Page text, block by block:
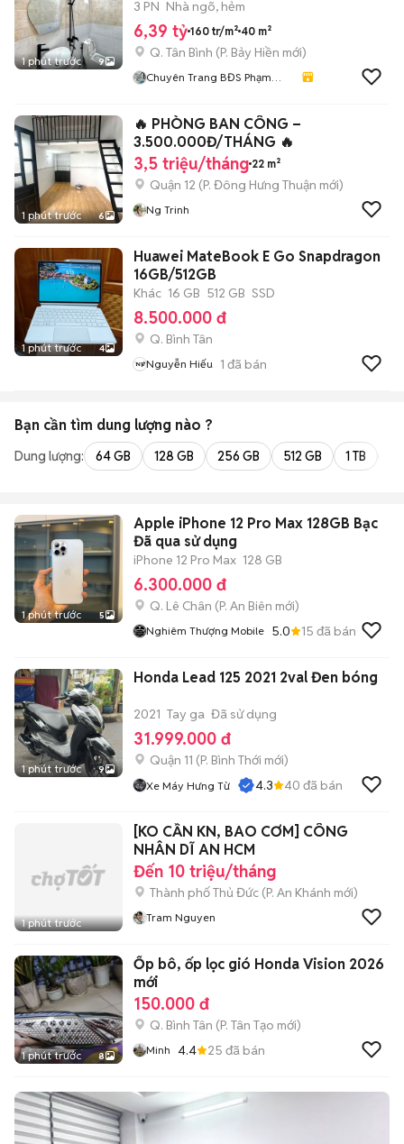
1 phút trước 9
3 PN Nhà ngõ, hẻm
6,39 tỷ 160 tr/m² 40 m²
Q. Tân Bình (P. Bảy Hiền mới)
Chuyên Trang BĐS Phạm
1 phút trước 6
🔥 PHÒNG BAN CÔNG –
3.500.000Đ/THÁNG 🔥
3,5 triệu/tháng 22 m²
Quận 12 (P. Đông Hưng Thuận mới)
Ng Trinh
1 phút trước 4
Huawei MateBook E Go Snapdragon
16GB/512GB
Khác 16 GB 512 GB SSD
8.500.000 đ
Q. Bình Tân
Nguyễn Hiếu 1 đã bán
Bạn cần tìm dung lượng nào ?
Dung lượng: 64 GB 128 GB 256 GB 512 GB 1 TB
1 phút trước 5
Apple iPhone 12 Pro Max 128GB Bạc
Đã qua sử dụng
iPhone 12 Pro Max 128 GB
6.300.000 đ
Q. Lê Chân (P. An Biên mới)
Nghiêm Thượng Mobile 5.0 15 đã bán
1 phút trước 9
Honda Lead 125 2021 2val Đen bóng
2021 Tay ga Đã sử dụng
31.999.000 đ
Quận 11 (P. Bình Thới mới)
Xe Máy Hưng Từ 4.3 40 đã bán
1 phút trước
[KO CẦN KN, BAO CƠM] CÔNG
NHÂN DĨ AN HCM
Đến 10 triệu/tháng
Thành phố Thủ Đức (P. An Khánh mới)
Tram Nguyen
1 phút trước 8
Ốp bô, ốp lọc gió Honda Vision 2026
mới
150.000 đ
Q. Bình Tân (P. Tân Tạo mới)
Minh 4.4 25 đã bán